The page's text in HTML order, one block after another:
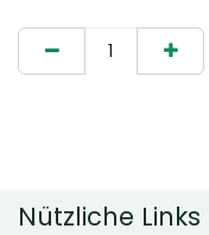
Nützliche Links